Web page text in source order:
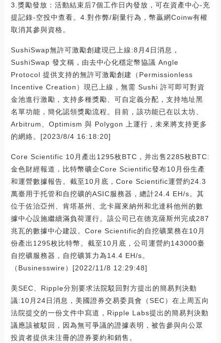
3.獎勵發放：活動結束后7個工作日內發放，可在資產中心-充
提記錄-空投中查看。4.對作弊/刷量行為，幣贏網Coinw有權
取消其參與資格。
SushiSwap無許可激勵創建現已上線:8月4日消息，
SushiSwap 發文稱，由去中心化穩定幣協議 Angle
Protocol 提供支持的無許可激勵創建（Permissionless
Incentive Creation）現已上線，無需 Sushi 許可即可對資
金池進行激勵，支持多種獎勵、可自定義分配，支持地址黑
名單功能，簡化認領獎勵流程。目前，該功能已在以太坊、
Arbitrum、Optimism 與 Polygon 上運行，未來將支持更多
的網絡。[2023/8/4 16:18:20]
Core Scientific 10月產出1295枚BTC，并出售2285枚BTC:
金色財經報道，比特幣礦企Core Scientific發布10月份生產
和運營數據報告。截至10月底，Core Scientific運營約24.3
萬臺用于托管和自挖礦的ASIC服務器，總計24.4 EH/s。其
位于佐治亞州、肯塔基州、北卡羅來納州和北達科他州的數
據中心設施繼續滿負荷運行。該公司已在德克薩斯州完成287
兆瓦的數據中心建設。Core Scientific的自挖礦業務在10月
份產出1295枚比特幣。截至10月底，公司運營約143000臺
自挖礦服務器，自挖礦算力為14.4 EH/s。
（Businesswire）[2022/11/8 12:29:48]
美SEC、Ripple分別要求法院駁回對方提出的簡易判決動
議:10月24日消息，美國證券交易委員會（SEC）在上周五向
法院提交的一份文件中寫道，Ripple Labs提出的簡易判決動
議應該被駁回，因為無可爭議的證據表明，被告參與向公眾
投資者提供未注冊的證券要約和銷售。